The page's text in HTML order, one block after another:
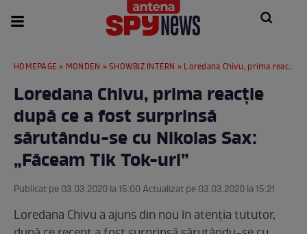
HOMEPAGE » MONDEN »SHOWBIZ INTERN » Loredana Chivu, prima reacţie după ce a fost surprinsă sărutându-se cu Nikolas Sax: „Făceam Tik Tok-uri”
Loredana Chivu, prima reacţie
după ce a fost surprinsă
sărutându-se cu Nikolas Sax:
„Făceam Tik Tok-uri”
Publicat pe 03.03.2020 la 15:00 Actualizat pe 03.03.2020 la 15:21
Loredana Chivu a ajuns din nou în atenţia tututor,